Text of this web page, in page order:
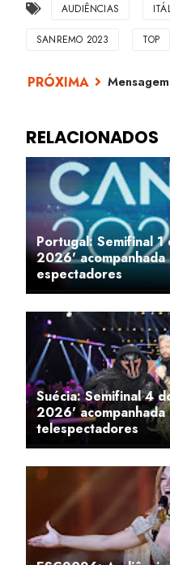
AUDIÊNCIAS
SANREMO 2023 TOP
Portugal: Semifinal
2026'
espectadores
Suécia: Semifinal 4
2026'
telespectadores